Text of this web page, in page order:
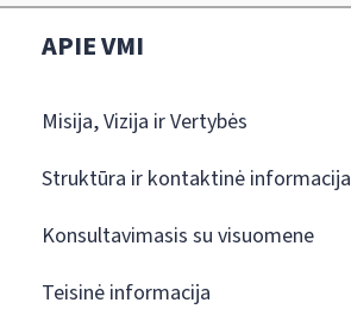
APIE VMI
Misija, Vizija ir Vertybės
Struktūra ir kontaktinė informacija
Konsultavimasis su visuomene
Teisinė informacija